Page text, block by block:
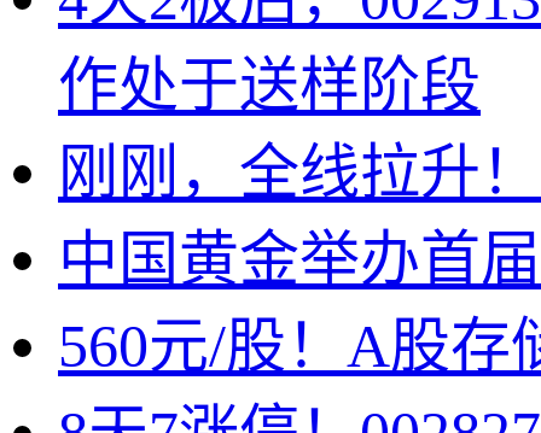
作处于送样阶段
刚刚，全线拉升
中国黄金举办首
560元/股！A股存